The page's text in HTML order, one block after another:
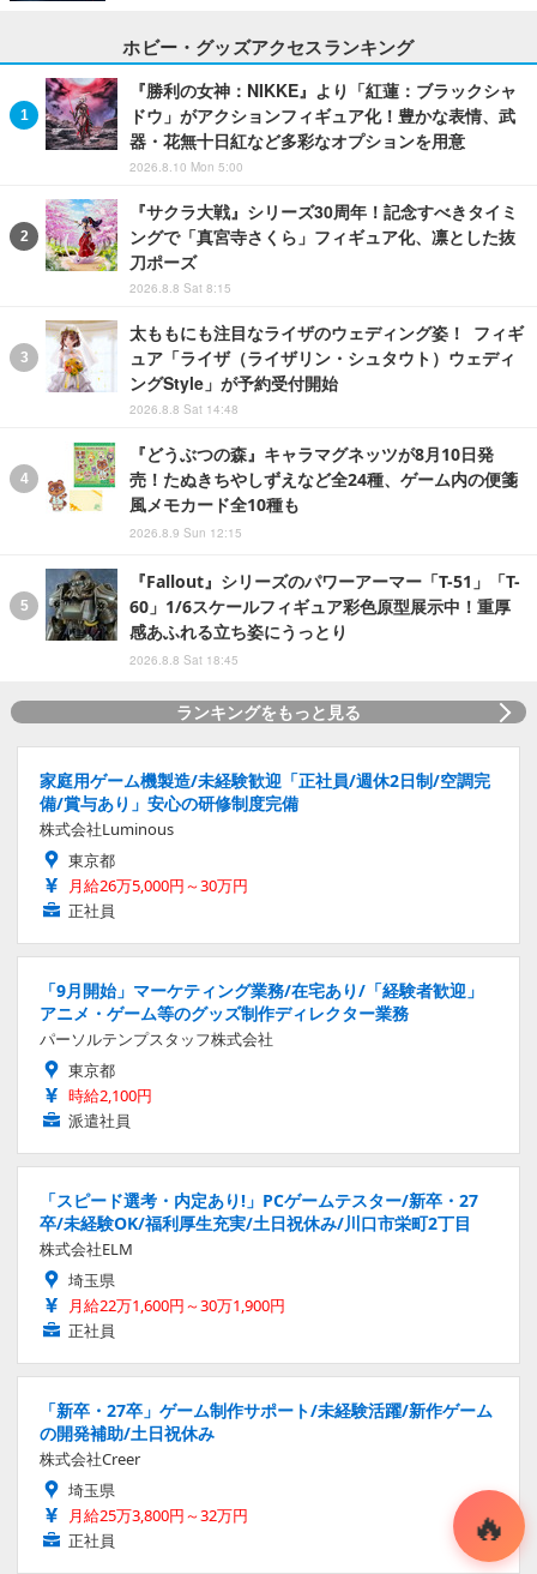
ホビー・グッズアクセスランキング
『勝利の女神：NIKKE』より「紅蓮：ブラックシャ
ドウ」がアクションフィギュア化！豊かな表情、武
器・花無十日紅など多彩なオプションを用意
2026.8.10 Mon 5:00
『サクラ大戦』シリーズ30周年！記念すべきタイミ
ングで「真宮寺さくら」フィギュア化、凛とした抜
刀ポーズ
2026.8.8 Sat 8:15
太ももにも注目なライザのウェディング姿！ フィギ
ュア「ライザ（ライザリン・シュタウト）ウェディ
ングStyle」が予約受付開始
2026.8.8 Sat 14:48
『どうぶつの森』キャラマグネッツが8月10日発
売！たぬきちやしずえなど全24種、ゲーム内の便箋
風メモカード全10種も
2026.8.9 Sun 12:15
『Fallout』シリーズのパワーアーマー「T-51」「T-
60」1/6スケールフィギュア彩色原型展示中！重厚
感あふれる立ち姿にうっとり
2026.8.8 Sat 18:45
ランキングをもっと見る
家庭用ゲーム機製造/未経験歓迎「正社員/週休2日制/空調完
備/賞与あり」安心の研修制度完備
株式会社Luminous
東京都
月給26万5,000円～30万円
正社員
「9月開始」マーケティング業務/在宅あり/「経験者歓迎」
アニメ・ゲーム等のグッズ制作ディレクター業務
パーソルテンプスタッフ株式会社
東京都
時給2,100円
派遣社員
「スピード選考・内定あり!」PCゲームテスター/新卒・27
卒/未経験OK/福利厚生充実/土日祝休み/川口市栄町2丁目
株式会社ELM
埼玉県
月給22万1,600円～30万1,900円
正社員
「新卒・27卒」ゲーム制作サポート/未経験活躍/新作ゲーム
の開発補助/土日祝休み
株式会社Creer
埼玉県
月給25万3,800円～32万円
正社員